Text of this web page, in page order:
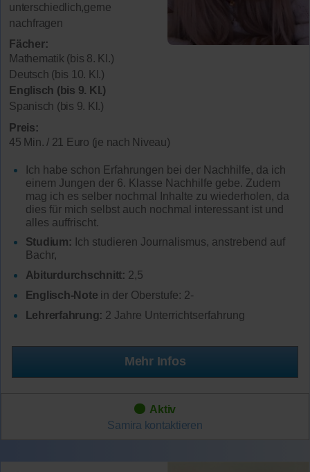
unterschiedlich,gerne
nachfragen
Fächer:
Mathematik (bis 8. Kl.)
Deutsch (bis 10. Kl.)
Englisch (bis 9. Kl.)
Spanisch (bis 9. Kl.)
Preis:
45 Min. / 21 Euro (je nach Niveau)
Ich habe schon Erfahrungen bei der Nachhilfe, da ich
einem Jungen der 6. Klasse Nachhilfe gebe. Zudem
mag ich es selber nochmal Inhalte zu wiederholen, da
dies für mich selbst auch nochmal interessant ist und
alles auffrischt.
Studium: Ich studieren Journalismus, anstrebend auf
Bachr,
Abiturdurchschnitt: 2,5
Englisch-Note in der Oberstufe: 2-
Lehrerfahrung: 2 Jahre Unterrichtserfahrung
Mehr Infos
Aktiv
Samira kontaktieren